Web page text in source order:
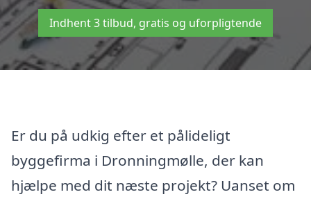
Indhent 3 tilbud, gratis og uforpligtende
Er du på udkig efter et pålideligt
byggefirma i Dronningmølle, der kan
hjælpe med dit næste projekt? Uanset om